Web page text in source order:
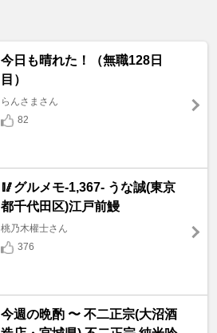
今日も晴れた！（無職128日
目）
らんさまさん
82
🥢グルメモ-1,367- うな誠(東京
都千代田区)江戸前鰻
桃乃木權士さん
376
今週の晩酌 〜 不二正宗(大沼酒